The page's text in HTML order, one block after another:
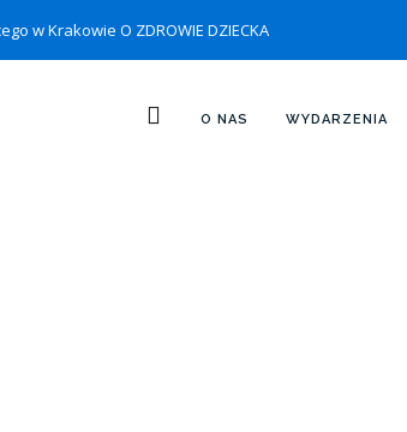
w Krakowie O ZDROWIE DZIECKA
O NAS WYDARZENIA